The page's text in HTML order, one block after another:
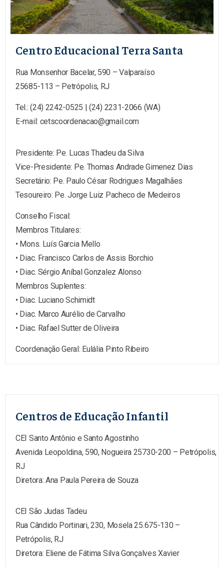
Centro Educacional Terra Santa
Rua Monsenhor Bacelar, 590 – Valparaíso
25685-113 – Petrópolis, RJ
Tel.: (24) 2242-0525 | (24) 2231-2066 (WA)
E-mail: cetscoordenacao@gmail.com
Presidente: Pe. Lucas Thadeu da Silva
Vice-Presidente: Pe. Thomas Andrade Gimenez Dias
Secretário: Pe. Paulo César Rodrigues Magalhães
Tesoureiro: Pe. Jorge Luiz Pacheco de Medeiros
Conselho Fiscal:
Membros Titulares:
• Mons. Luís Garcia Mello
• Diac. Francisco Carlos de Assis Borchio
• Diac. Sérgio Aníbal Gonzalez Alonso
Membros Suplentes:
• Diac. Luciano Schimidt
• Diac. Marco Aurélio de Carvalho
• Diac. Rafael Sutter de Oliveira
Coordenação Geral: Eulália Pinto Ribeiro
Centros de Educação Infantil
CEI Santo Antônio e Santo Agostinho
Avenida Leopoldina, 590, Nogueira 25730-200 – Petrópolis,
RJ
Diretora: Ana Paula Pereira de Souza
CEI São Judas Tadeu
Rua Cândido Portinari, 230, Mosela 25.675-130 –
Petrópolis, RJ
Diretora: Eliene de Fátima Silva Gonçalves Xavier